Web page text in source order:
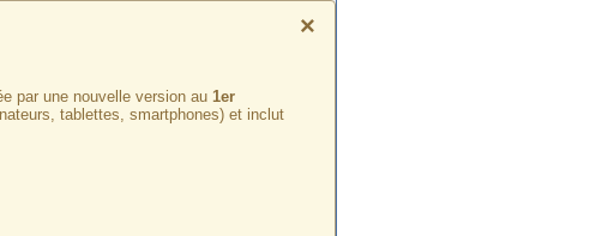
×
par une nouvelle version au 1er
tablettes, smartphones) et inclut